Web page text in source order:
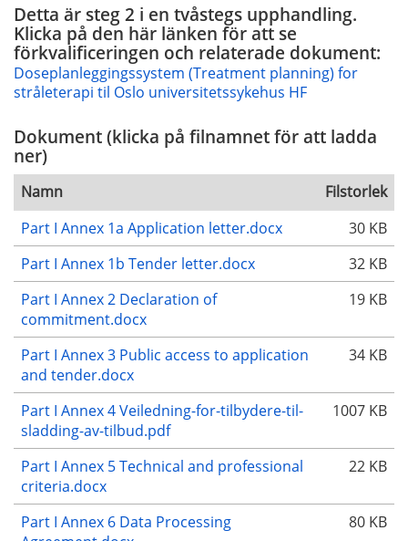
Detta är steg 2 i en tvåstegs upphandling.
Klicka på den här länken för att se
förkvalificeringen och relaterade dokument:
Doseplanleggingssystem (Treatment planning) for
stråleterapi til Oslo universitetssykehus HF
Dokument (klicka på filnamnet för att ladda
ner)
Namn
Filstorlek
Part I Annex 1a Application letter.docx
30 KB
Part I Annex 1b Tender letter.docx
32 KB
Part I Annex 2 Declaration of
commitment.docx
19 KB
Part I Annex 3 Public access to application
and tender.docx
34 KB
Part I Annex 4 Veiledning-for-tilbydere-til-
sladding-av-tilbud.pdf
1007 KB
Part I Annex 5 Technical and professional
criteria.docx
22 KB
Part I Annex 6 Data Processing
80 KB